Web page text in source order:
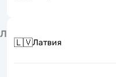
Л
🇱🇻Латвия